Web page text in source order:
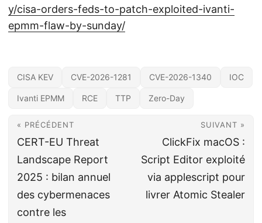
y/cisa-orders-feds-to-patch-exploited-ivanti-
epmm-flaw-by-sunday/
CISA KEV CVE-2026-1281 CVE-2026-1340 IOC
Ivanti EPMM RCE TTP Zero-Day
« PRÉCÉDENT
CERT-EU Threat
Landscape Report
2025 : bilan annuel
des cybermenaces
contre les
SUIVANT »
ClickFix macOS :
Script Editor exploité
via applescript pour
livrer Atomic Stealer